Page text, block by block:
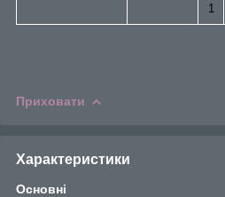
1
Приховати
Характеристики
Основні